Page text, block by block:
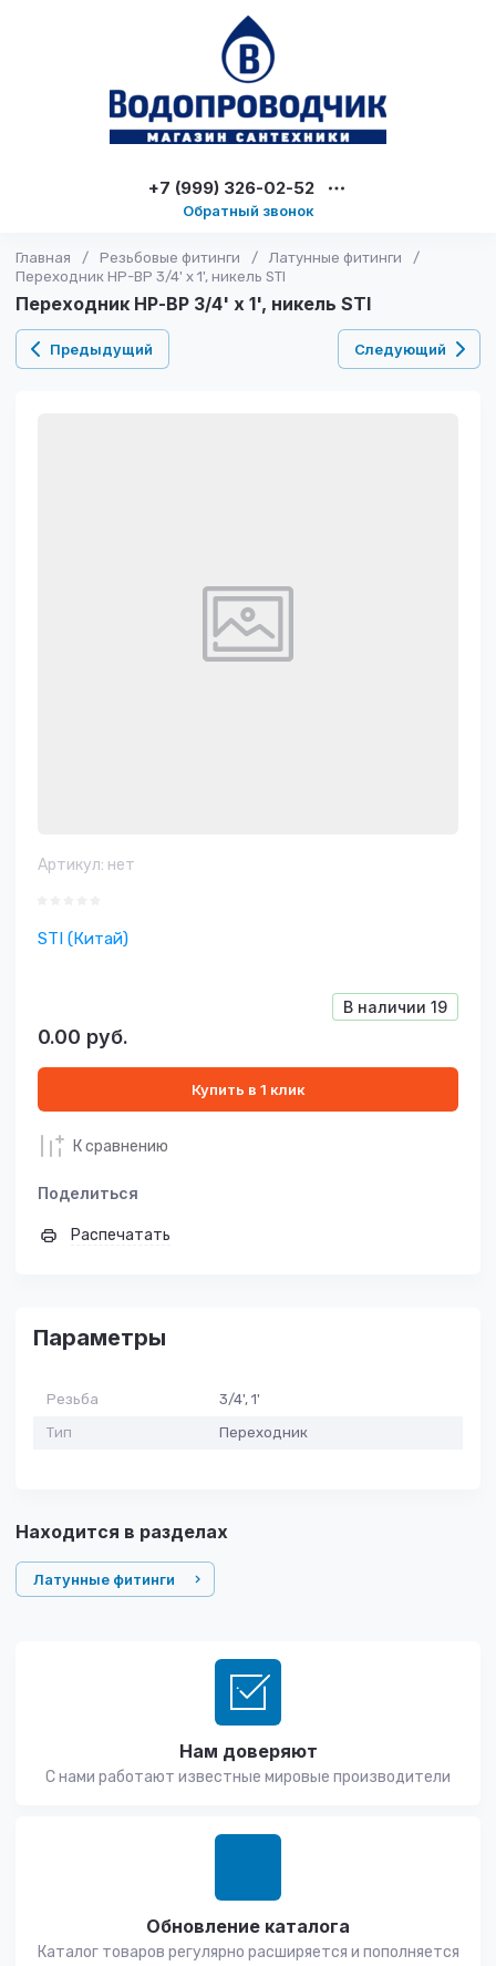
+7 (999) 326-02-52
Обратный звонок
Главная / Резьбовые фитинги / Латунные фитинги
/
Переходник НР-ВР 3/4' х 1', никель STI
Переходник НР-ВР 3/4' х 1', никель STI
Предыдущий Следующий
Артикул: нет
STI (Китай)
В наличии 19
0.00 руб.
Купить в 1 клик
К сравнению
Поделиться
Распечатать
Параметры
Резьба
3/4', 1'
Тип
Переходник
Находится в разделах
Латунные фитинги
Нам доверяют
С нами работают известные мировые производители
Обновление каталога
Каталог товаров регулярно расширяется и пополняется